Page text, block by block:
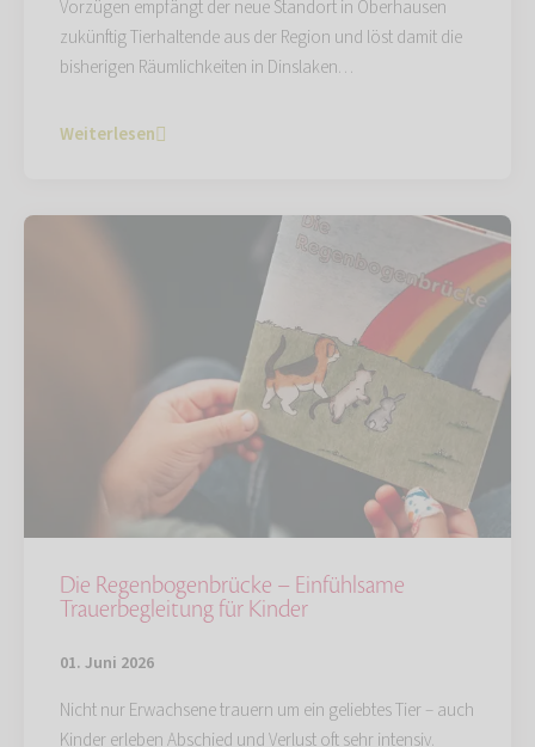
Vorzügen empfängt der neue Standort in Oberhausen
zukünftig Tierhaltende aus der Region und löst damit die
bisherigen Räumlichkeiten in Dinslaken…
Weiterlesen
Die Regenbogenbrücke – Einfühlsame
Trauerbegleitung für Kinder
01. Juni 2026
Nicht nur Erwachsene trauern um ein geliebtes Tier – auch
Kinder erleben Abschied und Verlust oft sehr intensiv.